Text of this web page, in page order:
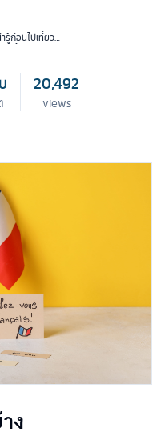
รู้ก่อนไปเที่ยว
20,492
views
ง